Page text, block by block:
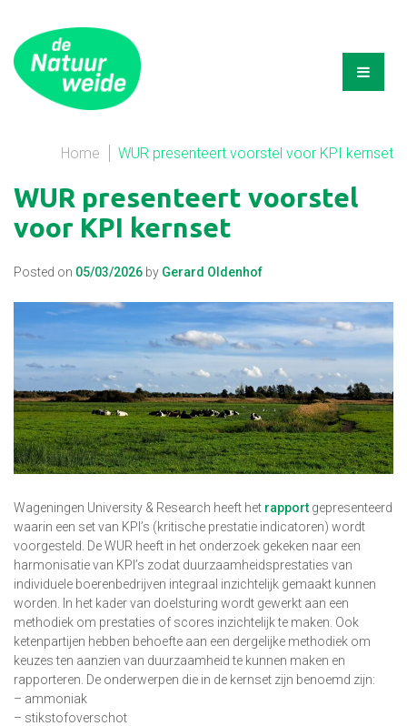
Home WUR presenteert voorstel voor KPI kernset
WUR presenteert voorstel
voor KPI kernset
Posted on 05/03/2026 by Gerard Oldenhof
Wageningen University & Research heeft het rapport gepresenteerd
waarin een set van KPI’s (kritische prestatie indicatoren) wordt
voorgesteld. De WUR heeft in het onderzoek gekeken naar een
harmonisatie van KPI’s zodat duurzaamheidsprestaties van
individuele boerenbedrijven integraal inzichtelijk gemaakt kunnen
worden. In het kader van doelsturing wordt gewerkt aan een
methodiek om prestaties of scores inzichtelijk te maken. Ook
ketenpartijen hebben behoefte aan een dergelijke methodiek om
keuzes ten aanzien van duurzaamheid te kunnen maken en
rapporteren. De onderwerpen die in de kernset zijn benoemd zijn:
– ammoniak
– stikstofoverschot